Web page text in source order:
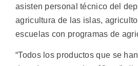
asisten personal técnico del
agricultura de las islas,
escuelas con programas de
“Todos los productos que se